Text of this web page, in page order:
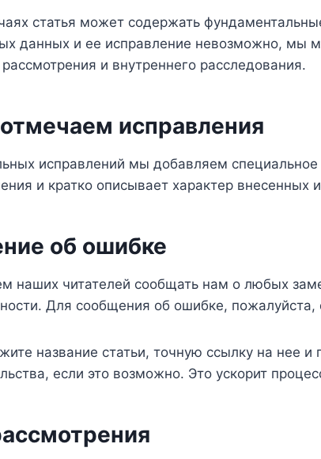
статья может содержать
данных и ее исправление невозможно, мы
и внутреннего расследования.
исправления
исправлений мы добавляем
и кратко описывает характер
об ошибке
наших читателей сообщать нам о любых
Для сообщения об ошибке, пожалуйста,
название статьи, точную ссылку на
если это возможно. Это ускорит